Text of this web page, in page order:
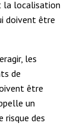
la localisation
doivent être
les
de
être
un
risque des